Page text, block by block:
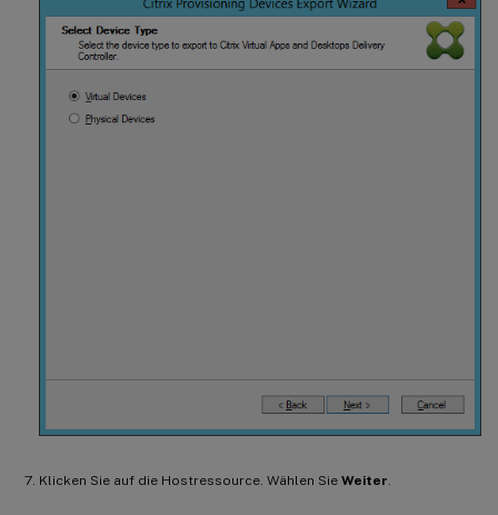
Klicken Sie auf die Hostressource. Wählen Sie Weiter.